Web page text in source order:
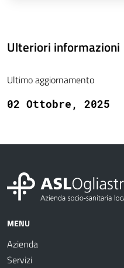
Ulteriori informazioni
Ultimo aggiornamento
02 Ottobre, 2025
MENU
Azienda
Servizi